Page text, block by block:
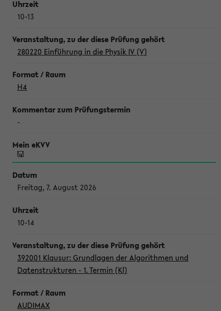
10-13
280220 Einführung in die Physik IV (V)
H4
-
Freitag, 7. August 2026
10-14
392001 Klausur: Grundlagen der Algorithmen und
Datenstrukturen - 1. Termin (Kl)
AUDIMAX